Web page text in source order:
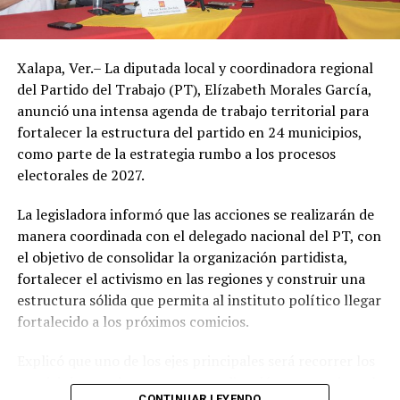
pesca de tiburón, respectivamente y, con 114, 203, 393 y
En Veracruz se han registrado 19 especies de tiburones y
seis de rayas en la pesca artesanal. Los tiburones más
abundantes son el cazón (80.14 por ciento), el tiburón
puntas negras (8.28 por ciento), la cornuda prieta (2.79
%), el tiburón aleta de cartón (2.54 %) y el tiburón toro
Las rayas más abundantes son la raya blanca (80.54 %)
seguida de la raya mariposa (9.73 %).
Veracruz y Tamaulipas son los estados que más
volúmenes aportan de tiburón. Veracruz con un
promedio anual de 1,493 toneladas, que representó el
partir de este jueves.
exposición prolongada al sol durante las horas de mayor
radiación, mantenerse hidratado y tomar precauciones
ante posibles tormentas eléctricas, especialmente en
regiones montañosas y del sur de Veracruz.
Xalapa, Ver.– La diputada local y coordinadora regional
del Partido del Trabajo (PT), Elízabeth Morales García,
anunció una intensa agenda de trabajo territorial para
fortalecer la estructura del partido en 24 municipios,
como parte de la estrategia rumbo a los procesos
electorales de 2027.
La legisladora informó que las acciones se realizarán de
manera coordinada con el delegado nacional del PT, con
el objetivo de consolidar la organización partidista,
fortalecer el activismo en las regiones y construir una
estructura sólida que permita al instituto político llegar
fortalecido a los próximos comicios.
municipios que integran su coordinación para revisar el